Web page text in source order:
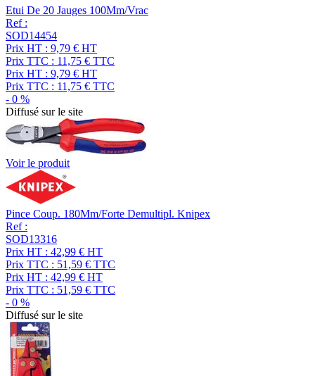
Etui De 20 Jauges 100Mm/Vrac
Ref :
SOD14454
Prix HT : 9,79 € HT
Prix TTC : 11,75 € TTC
Prix HT : 9,79 € HT
Prix TTC : 11,75 € TTC
- 0 %
Diffusé sur le site
Voir le produit
Pince Coup. 180Mm/Forte Demultipl. Knipex
Ref :
SOD13316
Prix HT : 42,99 € HT
Prix TTC : 51,59 € TTC
Prix HT : 42,99 € HT
Prix TTC : 51,59 € TTC
- 0 %
Diffusé sur le site